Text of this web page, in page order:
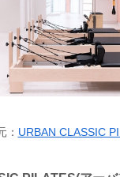
： URBAN CLASSIC